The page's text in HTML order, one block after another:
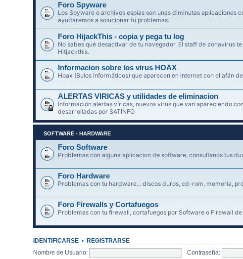
Foro Spyware
Los Spyware o archivos espías son unas diminutas aplicaciones
ayudaremos a solucionar tu problemas.
Foro HijackThis - copia y pega tu log
No sabes qué desactivar de tu navegador. El staff de zonavirus
Hitjackthis.
Informacion sobre los virus HOAX
Hoax (Bulos informáticos) que aparecen en Internet con el afán
ALERTAS VIRICAS y utilidades de eliminacion
Información alertas víricas, nuevos virus que van apareciendo
desarrolladas por SATINFO
SOFTWARE - HARDWARE
Foro Software
Problemas con alguna aplicacion de software, consultanos tus
Foro Hardware
Problemas con tu hardware... discos duros, cd-rom, memoria,
Foro Firewalls y Cortafuegos
Problemas con tu firewall, cortafuegos por Software o Firewall
IDENTIFICARSE • REGISTRARSE
Nombre de Usuario: Contraseña: